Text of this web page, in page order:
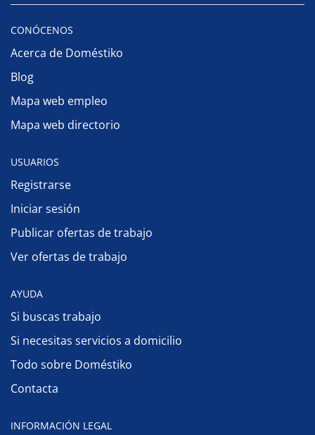
CONÓCENOS
Acerca de Doméstiko
Blog
Mapa web empleo
Mapa web directorio
USUARIOS
Registrarse
Iniciar sesión
Publicar ofertas de trabajo
Ver ofertas de trabajo
AYUDA
Si buscas trabajo
Si necesitas servicios a domicilio
Todo sobre Doméstiko
Contacta
INFORMACIÓN LEGAL